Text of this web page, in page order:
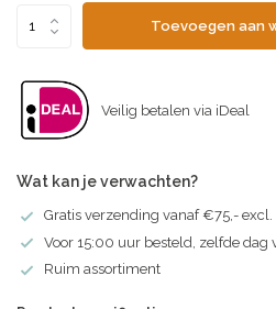
Toevoegen aan
Veilig betalen via iDeal
Wat kan je verwachten?
Gratis verzending vanaf €75,-
Voor 15:00 uur besteld, zelfde dag
Ruim assortiment